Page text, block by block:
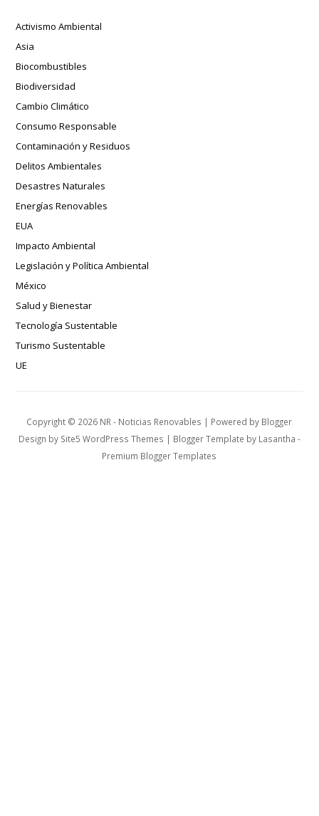
Activismo Ambiental
Asia
Biocombustibles
Biodiversidad
Cambio Climático
Consumo Responsable
Contaminación y Residuos
Delitos Ambientales
Desastres Naturales
Energías Renovables
EUA
Impacto Ambiental
Legislación y Política Ambiental
México
Salud y Bienestar
Tecnología Sustentable
Turismo Sustentable
UE
Copyright © 2026 NR - Noticias Renovables | Powered by Blogger
Design by Site5 WordPress Themes | Blogger Template by Lasantha -
Premium Blogger Templates